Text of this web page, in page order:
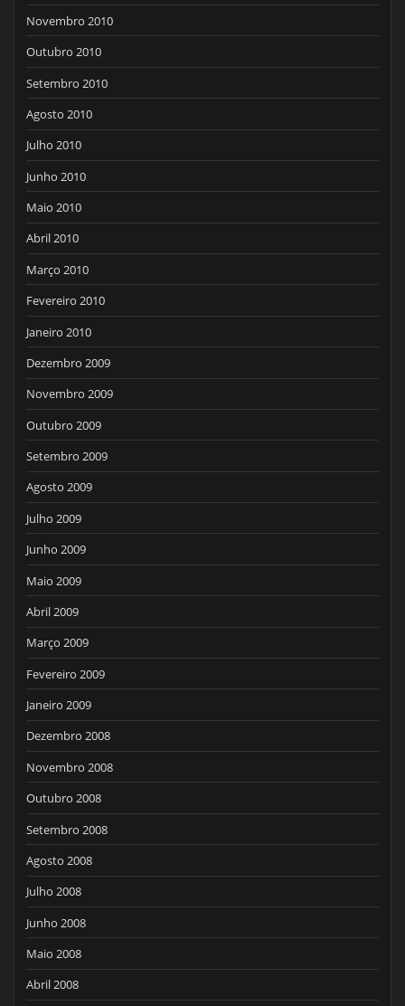
Novembro 2010
Outubro 2010
Setembro 2010
Agosto 2010
Julho 2010
Junho 2010
Maio 2010
Abril 2010
Março 2010
Fevereiro 2010
Janeiro 2010
Dezembro 2009
Novembro 2009
Outubro 2009
Setembro 2009
Agosto 2009
Julho 2009
Junho 2009
Maio 2009
Abril 2009
Março 2009
Fevereiro 2009
Janeiro 2009
Dezembro 2008
Novembro 2008
Outubro 2008
Setembro 2008
Agosto 2008
Julho 2008
Junho 2008
Maio 2008
Abril 2008